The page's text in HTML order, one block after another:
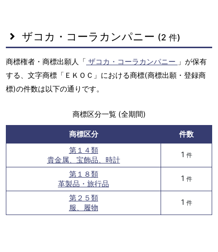
ザコカ・コーラカンパニー (2 件)
商標権者・商標出願人「 ザコカ・コーラカンパニー 」が保有
する、文字商標「ＥＫＯＣ」における商標(商標出願・登録商
標)の件数は以下の通りです。
商標区分一覧 (全期間)
商標区分
件数
第１４類
貴金属、宝飾品、時計
1 件
第１８類
革製品・旅行品
1 件
第２５類
服、履物
1 件